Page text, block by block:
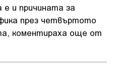
е и причината за
през четвъртото
коментираха още от